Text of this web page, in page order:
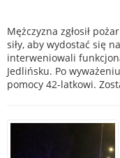
Mężczyzna zgłosił
siły, aby wydostać się
interweniowali
Jedlińsku. Po
pomocy 42-latkowi.